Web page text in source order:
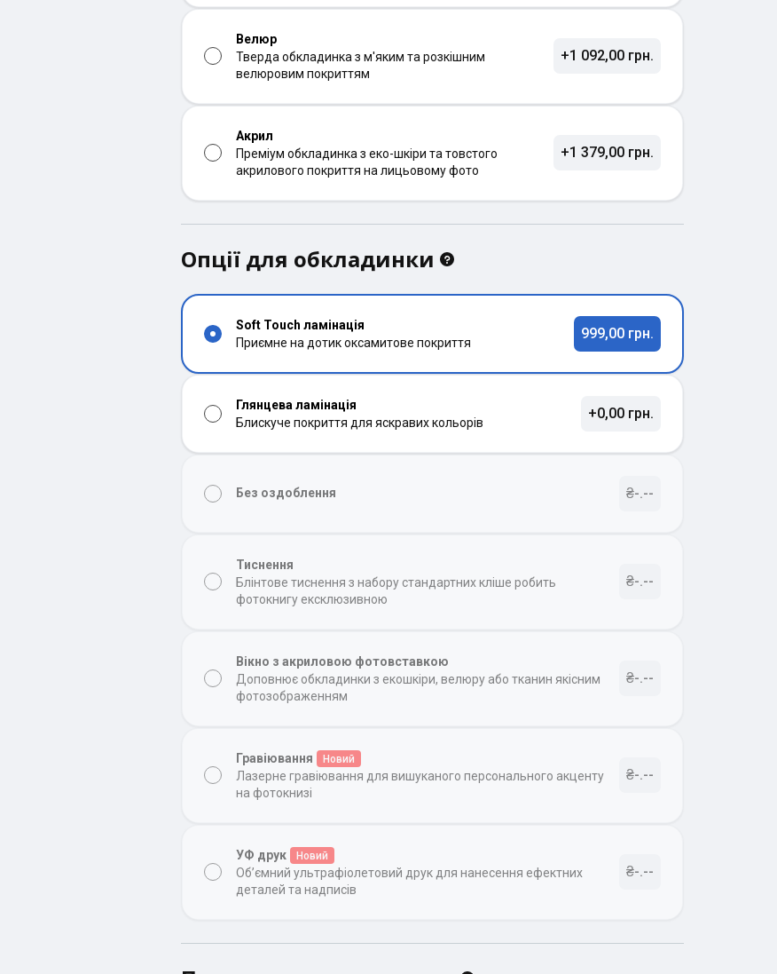
Велюр
Тверда обкладинка з м'яким та розкішним
велюровим покриттям
+1 092,00 грн.
Акрил
Преміум обкладинка з еко-шкіри та товстого
акрилового покриття на лицьовому фото
+1 379,00 грн.
Опції для обкладинки
Soft Touch ламінація
Приємне на дотик оксамитове покриття
999,00 грн.
Глянцева ламінація
Блискуче покриття для яскравих кольорів
+0,00 грн.
Без оздоблення ₴-.--
Тиснення
Блінтове тиснення з набору стандартних кліше робить
фотокнигу ексклюзивною
₴-.--
Вікно з акриловою фотовставкою
Доповнює обкладинки з екошкіри, велюру або тканин якісним
фотозображенням
₴-.--
Гравіювання Новий
Лазерне гравіювання для вишуканого персонального акценту
на фотокнизі
₴-.--
УФ друк Новий
Об’ємний ультрафіолетовий друк для нанесення ефектних
деталей та надписів
₴-.--